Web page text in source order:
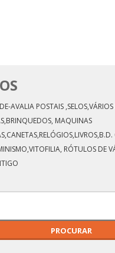
AVALIA POSTAIS ,SELOS,VÁRIOS
MAQUINAS
RÓTULOS DE